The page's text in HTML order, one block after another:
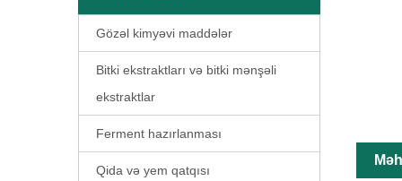
Gözəl kimyəvi maddələr
Bitki ekstraktları və bitki mənşəli
ekstraktlar
Ferment hazırlanması
Qida və yem qatqısı